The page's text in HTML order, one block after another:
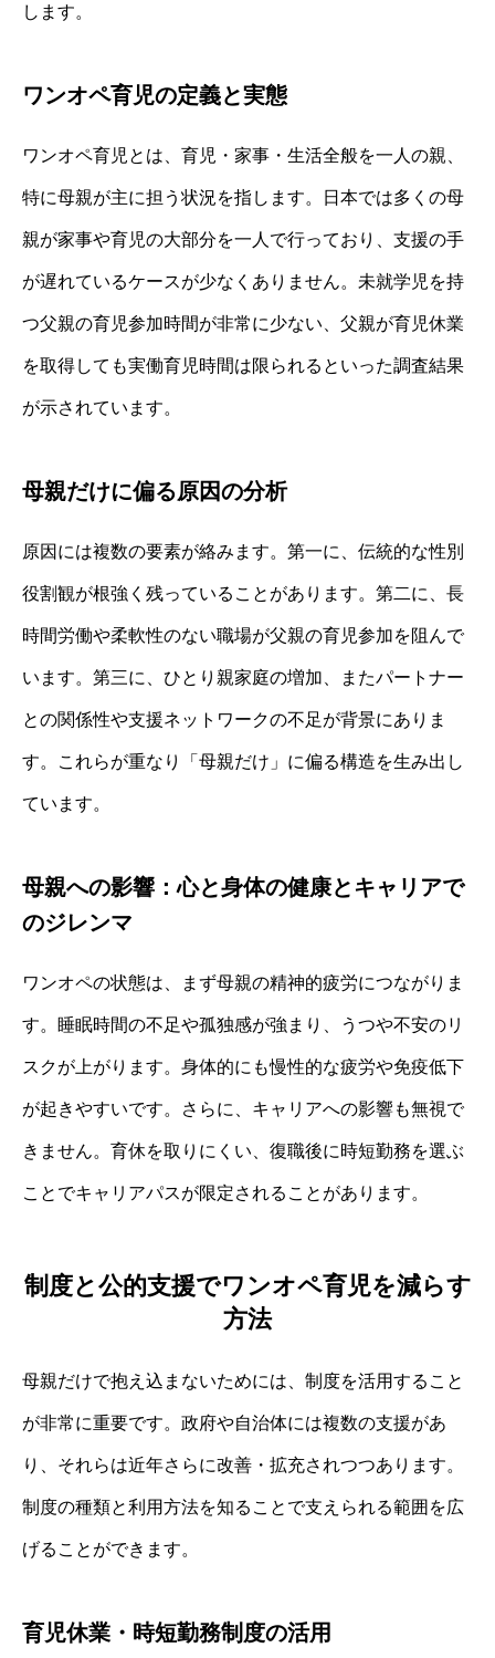
します。
ワンオペ育児の定義と実態
ワンオペ育児とは、育児・家事・生活全般を一人の親、
特に母親が主に担う状況を指します。日本では多くの母
親が家事や育児の大部分を一人で行っており、支援の手
が遅れているケースが少なくありません。未就学児を持
つ父親の育児参加時間が非常に少ない、父親が育児休業
を取得しても実働育児時間は限られるといった調査結果
が示されています。
母親だけに偏る原因の分析
原因には複数の要素が絡みます。第一に、伝統的な性別
役割観が根強く残っていることがあります。第二に、長
時間労働や柔軟性のない職場が父親の育児参加を阻んで
います。第三に、ひとり親家庭の増加、またパートナー
との関係性や支援ネットワークの不足が背景にありま
す。これらが重なり「母親だけ」に偏る構造を生み出し
ています。
母親への影響：心と身体の健康とキャリアで
のジレンマ
ワンオペの状態は、まず母親の精神的疲労につながりま
す。睡眠時間の不足や孤独感が強まり、うつや不安のリ
スクが上がります。身体的にも慢性的な疲労や免疫低下
が起きやすいです。さらに、キャリアへの影響も無視で
きません。育休を取りにくい、復職後に時短勤務を選ぶ
ことでキャリアパスが限定されることがあります。
制度と公的支援でワンオペ育児を減らす
方法
母親だけで抱え込まないためには、制度を活用すること
が非常に重要です。政府や自治体には複数の支援があ
り、それらは近年さらに改善・拡充されつつあります。
制度の種類と利用方法を知ることで支えられる範囲を広
げることができます。
育児休業・時短勤務制度の活用